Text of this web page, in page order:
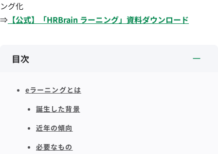
ング化
⇒ 【公式】「HRBrain ラーニング」資料ダウンロード
目次
eラーニングとは
誕生した背景
近年の傾向
必要なもの